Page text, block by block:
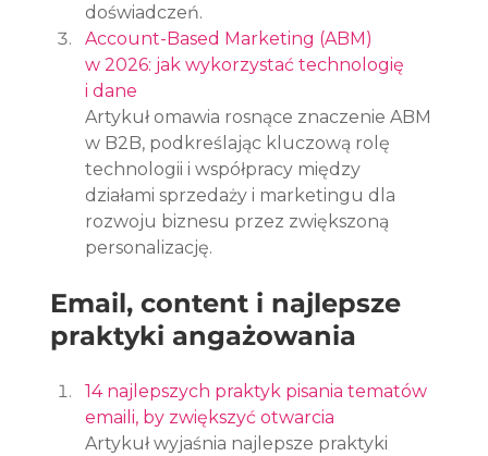
doświadczeń.
Account-Based Marketing (ABM)
w 2026: jak wykorzystać technologię
i dane
Artykuł omawia rosnące znaczenie ABM
w B2B, podkreślając kluczową rolę
technologii i współpracy między
działami sprzedaży i marketingu dla
rozwoju biznesu przez zwiększoną
personalizację.
Email, content i najlepsze
praktyki angażowania
14 najlepszych praktyk pisania tematów
emaili, by zwiększyć otwarcia
Artykuł wyjaśnia najlepsze praktyki